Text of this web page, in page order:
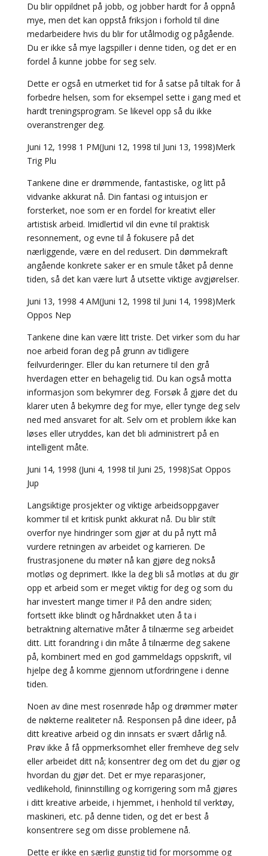
Du blir oppildnet på jobb, og jobber hardt for å oppnå
mye, men det kan oppstå friksjon i forhold til dine
medarbeidere hvis du blir for utålmodig og pågående.
Du er ikke så mye lagspiller i denne tiden, og det er en
fordel å kunne jobbe for seg selv.
Dette er også en utmerket tid for å satse på tiltak for å
forbedre helsen, som for eksempel sette i gang med et
hardt treningsprogram. Se likevel opp så du ikke
overanstrenger deg.
Juni 12, 1998 1 PM(Juni 12, 1998 til Juni 13, 1998)Merk
Trig Plu
Tankene dine er drømmende, fantastiske, og litt på
vidvanke akkurat nå. Din fantasi og intuisjon er
forsterket, noe som er en fordel for kreativt eller
artistisk arbeid. Imidlertid vil din evne til praktisk
resonnement, og evne til å fokusere på det
nærliggende, være en del redusert. Din dømmekraft
angående konkrete saker er en smule tåket på denne
tiden, så det kan være lurt å utsette viktige avgjørelser.
Juni 13, 1998 4 AM(Juni 12, 1998 til Juni 14, 1998)Merk
Oppos Nep
Tankene dine kan være litt triste. Det virker som du har
noe arbeid foran deg på grunn av tidligere
feilvurderinger. Eller du kan returnere til den grå
hverdagen etter en behagelig tid. Du kan også motta
informasjon som bekymrer deg. Forsøk å gjøre det du
klarer uten å bekymre deg for mye, eller tynge deg selv
ned med ansvaret for alt. Selv om et problem ikke kan
løses eller utryddes, kan det bli administrert på en
intelligent måte.
Juni 14, 1998 (Juni 4, 1998 til Juni 25, 1998)Sat Oppos
Jup
Langsiktige prosjekter og viktige arbeidsoppgaver
kommer til et kritisk punkt akkurat nå. Du blir stilt
overfor nye hindringer som gjør at du på nytt må
vurdere retningen av arbeidet og karrieren. De
frustrasjonene du møter nå kan gjøre deg nokså
motløs og deprimert. Ikke la deg bli så motløs at du gir
opp et arbeid som er meget viktig for deg og som du
har investert mange timer i! På den andre siden;
fortsett ikke blindt og hårdnakket uten å ta i
betraktning alternative måter å tilnærme seg arbeidet
ditt. Litt forandring i din måte å tilnærme deg sakene
på, kombinert med en god gammeldags oppskrift, vil
hjelpe deg å komme gjennom utfordringene i denne
tiden.
Noen av dine mest rosenrøde håp og drømmer møter
de nøkterne realiteter nå. Responsen på dine ideer, på
ditt kreative arbeid og din innsats er svært dårlig nå.
Prøv ikke å få oppmerksomhet eller fremheve deg selv
eller arbeidet ditt nå; konsentrer deg om det du gjør og
hvordan du gjør det. Det er mye reparasjoner,
vedlikehold, fininnstilling og korrigering som må gjøres
i ditt kreative arbeide, i hjemmet, i henhold til verktøy,
maskineri, etc. på denne tiden, og det er best å
konsentrere seg om disse problemene nå.
Dette er ikke en særlig gunstig tid for morsomme og